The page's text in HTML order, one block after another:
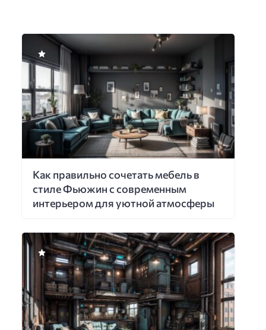
Как правильно сочетать мебель в
стиле Фьюжин с современным
интерьером для уютной атмосферы